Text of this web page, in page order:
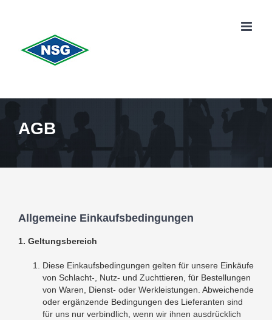
AGB
Allgemeine Einkaufsbedingungen
1. Geltungsbereich
Diese Einkaufsbedingungen gelten für unsere Einkäufe
von Schlacht-, Nutz- und Zuchttieren, für Bestellungen
von Waren, Dienst- oder Werkleistungen. Abweichende
oder ergänzende Bedingungen des Lieferanten sind
für uns nur verbindlich, wenn wir ihnen ausdrücklich